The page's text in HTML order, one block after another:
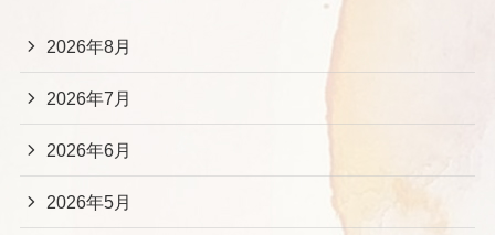
2026年8月
2026年7月
2026年6月
2026年5月